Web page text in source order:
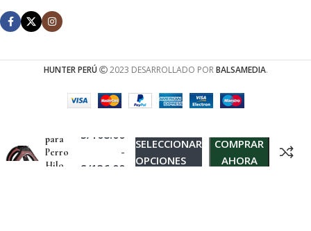
HUNTER PERÚ 2023 DESARROLLADO PORBALSAMEDIA.
para
Perro
Hilo
S/ 108.00
-
S/136.00
SELECCIONAR
OPCIONES
COMPRAR
AHORA